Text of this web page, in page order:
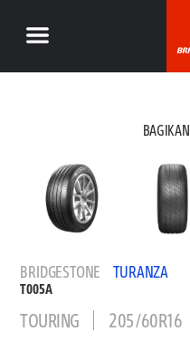
BAGIKAN
BRIDGESTONE TURANZA
T005A
TOURING 205/60R16